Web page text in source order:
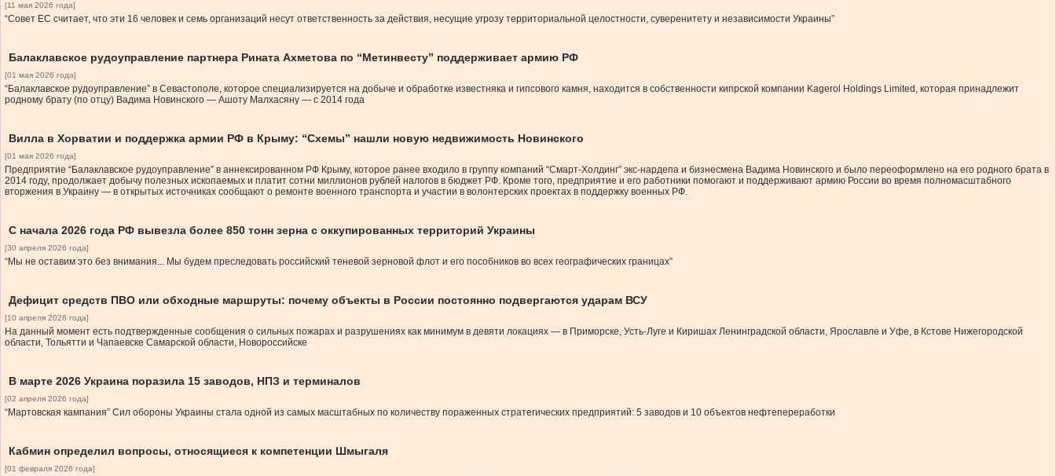
[11 мая 2026 года]
“Совет ЕС считает, что эти 16 человек и семь организаций несут ответственность за действия, несущие угрозу территориальной целостности, суверенитету и независимости Украины”
Балаклавское рудоуправление партнера Рината Ахметова по “Метинвесту” поддерживает армию РФ
[01 мая 2026 года]
“Балаклавское рудоуправление” в Севастополе, которое специализируется на добыче и обработке известняка и гипсового камня, находится в собственности кипрской компании Kagerol Holdings Limited, которая принадлежит
родному брату (по отцу) Вадима Новинского — Ашоту Малхасяну — с 2014 года
Вилла в Хорватии и поддержка армии РФ в Крыму: “Схемы” нашли новую недвижимость Новинского
[01 мая 2026 года]
Предприятие “Балаклавское рудоуправление” в аннексированном РФ Крыму, которое ранее входило в группу компаний “Смарт-Холдинг” экс-нардепа и бизнесмена Вадима Новинского и было переоформлено на его родного брата в
2014 году, продолжает добычу полезных ископаемых и платит сотни миллионов рублей налогов в бюджет РФ. Кроме того, предприятие и его работники помогают и поддерживают армию России во время полномасштабного
вторжения в Украину — в открытых источниках сообщают о ремонте военного транспорта и участии в волонтерских проектах в поддержку военных РФ.
С начала 2026 года РФ вывезла более 850 тонн зерна с оккупированных территорий Украины
[30 апреля 2026 года]
“Мы не оставим это без внимания... Мы будем преследовать российский теневой зерновой флот и его пособников во всех географических границах”
Дефицит средств ПВО или обходные маршруты: почему объекты в России постоянно подвергаются ударам ВСУ
[10 апреля 2026 года]
На данный момент есть подтвержденные сообщения о сильных пожарах и разрушениях как минимум в девяти локациях — в Приморске, Усть-Луге и Киришах Ленинградской области, Ярославле и Уфе, в Кстове Нижегородской
области, Тольятти и Чапаевске Самарской области, Новороссийске
В марте 2026 Украина поразила 15 заводов, НПЗ и терминалов
[02 апреля 2026 года]
“Мартовская кампания” Сил обороны Украины стала одной из самых масштабных по количеству пораженных стратегических предприятий: 5 заводов и 10 объектов нефтепереработки
Кабмин определил вопросы, относящиеся к компетенции Шмыгаля
[01 февраля 2026 года]